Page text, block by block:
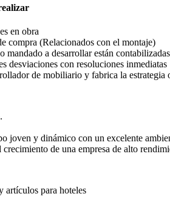
en obra
compra (Relacionados con el montaje)
a desarrollar están
desviaciones con resoluciones inmediatas
de mobiliario y fabrica la estrategia
joven y dinámico con un excelente
de una empresa de alto
artículos para hoteles